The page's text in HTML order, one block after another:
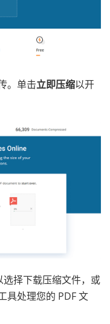
。单击立即压缩以开
择下载压缩文件，或
具处理您的 PDF 文